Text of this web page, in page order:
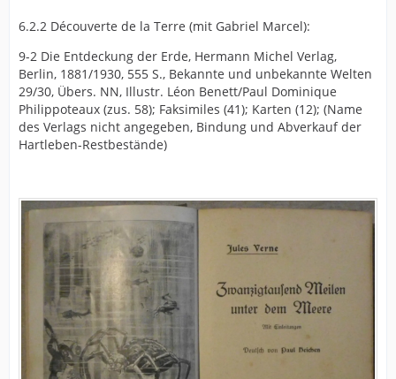
6.2.2 Découverte de la Terre (mit Gabriel Marcel):
9-2 Die Entdeckung der Erde, Hermann Michel Verlag,
Berlin, 1881/1930, 555 S., Bekannte und unbekannte Welten
29/30, Übers. NN, Illustr. Léon Benett/Paul Dominique
Philippoteaux (zus. 58); Faksimiles (41); Karten (12); (Name
des Verlags nicht angegeben, Bindung und Abverkauf der
Hartleben-Restbestände)